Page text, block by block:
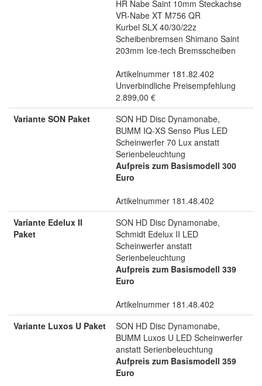
HR Nabe Saint 10mm Steckachse
VR-Nabe XT M756 QR
Kurbel SLX 40/30/22z
Scheibenbremsen Shimano Saint
203mm Ice-tech Bremsscheiben
Artikelnummer 181.82.402
Unverbindliche Preisempfehlung
2.899,00 €
Variante SON Paket
SON HD Disc Dynamonabe,
BUMM IQ-XS Senso Plus LED
Scheinwerfer 70 Lux anstatt
Serienbeleuchtung
Aufpreis zum Basismodell 300
Euro
Artikelnummer 181.48.402
Variante Edelux II
Paket
SON HD Disc Dynamonabe,
Schmidt Edelux II LED
Scheinwerfer anstatt
Serienbeleuchtung
Aufpreis zum Basismodell 339
Euro
Artikelnummer 181.48.402
Variante Luxos U Paket
SON HD Disc Dynamonabe,
BUMM Luxos U LED Scheinwerfer
anstatt Serienbeleuchtung
Aufpreis zum Basismodell 359
Euro